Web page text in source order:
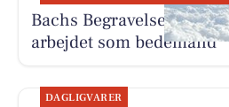
Bachs Begravelser
arbejdet som bedemand
DAGLIGVARER